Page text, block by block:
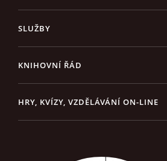
SLUŽBY
KNIHOVNÍ ŘÁD
HRY, KVÍZY, VZDĚLÁVÁNÍ ON-LINE